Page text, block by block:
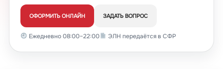
ОФОРМИТЬ ОНЛАЙН ЗАДАТЬ ВОПРОС
Ежедневно 08:00–22:00 ЭЛН передаётся в СФР